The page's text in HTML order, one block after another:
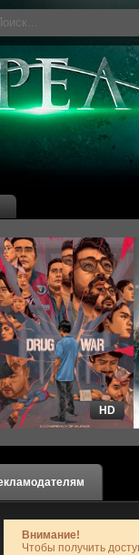
HD
Внимание!
Чтобы получить